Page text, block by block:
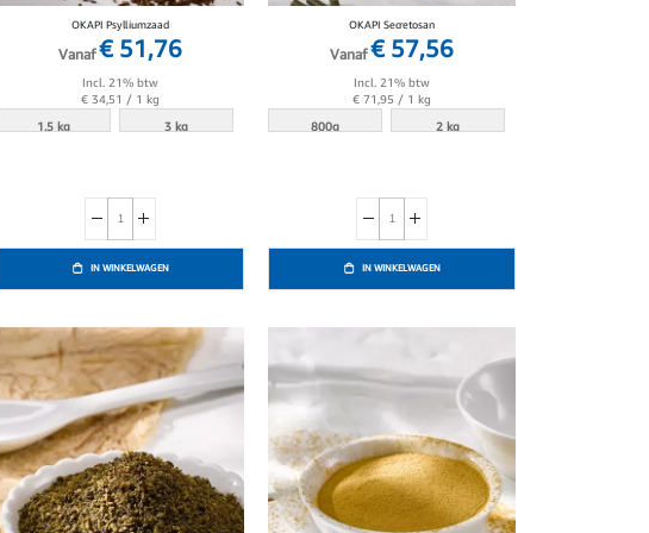
OKAPI Psylliumzaad
Vanaf € 51,76
Incl. 21% btw
€ 34,51 / 1 kg
1.5 kg
3 kg
IN WINKELWAGEN
OKAPI Secretosan
Vanaf € 57,56
Incl. 21% btw
€ 71,95 / 1 kg
800g
2 kg
IN WINKELWAGEN